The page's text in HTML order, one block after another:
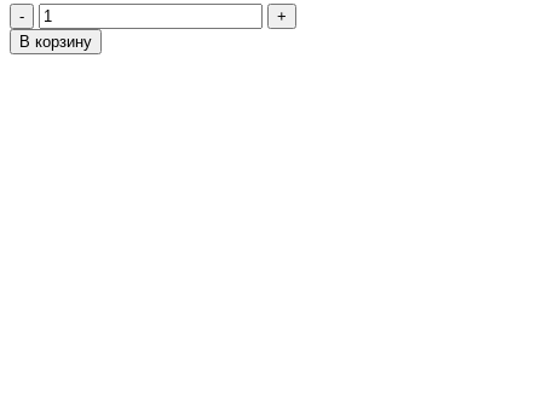
Количество
товара
Проставки
В корзину